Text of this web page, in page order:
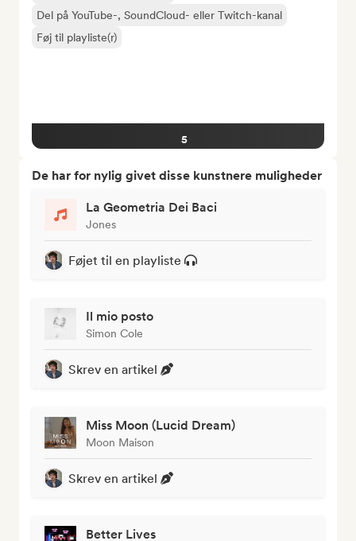
Del på YouTube-, SoundCloud- eller Twitch-kanal
Føj til playliste(r)
5
De har for nylig givet disse kunstnere muligheder
La Geometria Dei Baci
Jones
Føjet til en playliste
Il mio posto
Simon Cole
Skrev en artikel
Miss Moon (Lucid Dream)
Moon Maison
Skrev en artikel
Better Lives